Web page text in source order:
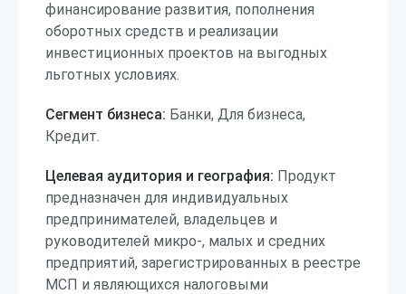
финансирование развития, пополнения
оборотных средств и реализации
инвестиционных проектов на выгодных
льготных условиях.
Сегмент бизнеса: Банки, Для бизнеса,
Кредит.
Целевая аудитория и география: Продукт
предназначен для индивидуальных
предпринимателей, владельцев и
руководителей микро-, малых и средних
предприятий, зарегистрированных в реестре
МСП и являющихся налоговыми